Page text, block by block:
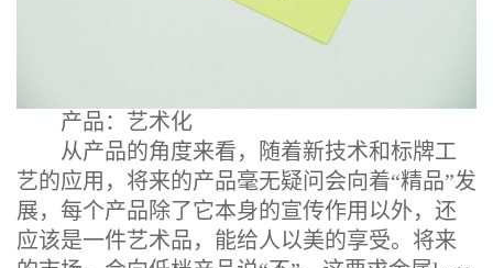
产品：艺术化
从产品的角度来看，随着新技术和标牌工
艺的应用，将来的产品毫无疑问会向着“精品”发
展，每个产品除了它本身的宣传作用以外，还
应该是一件艺术品，能给人以美的享受。将来